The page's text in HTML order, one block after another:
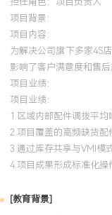
项目背景：
项目内容：
为解决公司旗下多家4S
影响了客户满意度和售后
项目业绩：
项目业绩：
1.区域内部配件调拨平
2.项目覆盖的高频缺货配
3.通过库存共享与VMI模
4.项目成果形成标准化
[教育背景]